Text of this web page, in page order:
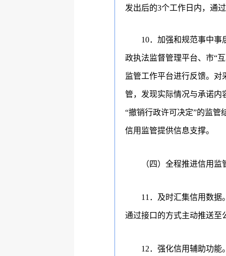
发出后的3个工作日内，通
10．加强和规范事中事
政执法监督管理平台、市“
监管工作平台进行反馈。
管，发现实际情况与承诺内
“撤销行政许可决定”的监管
信用监管提供信息支撑。
（四）全程推进信用监
11 ．及时汇集信用数据
通过接口的方式主动推送至
12． 强化信用辅助功能